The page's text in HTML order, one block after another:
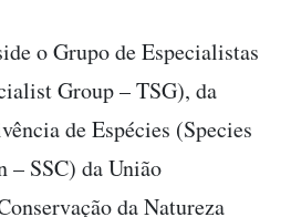
o Grupo de Especialistas
Group – TSG), da
de Espécies (Species
– SSC) da União
da Natureza